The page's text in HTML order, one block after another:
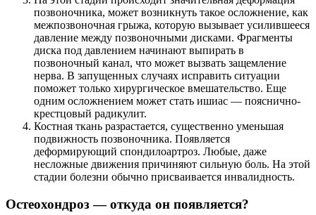
позвоночника, может возникнуть такое осложнение, как
межпозвоночная грыжа, которую вызывает усилившееся
давление между позвоночными дисками. Фрагменты
диска под давлением начинают выпирать в
позвоночный канал, что может вызвать защемление
нерва. В запущенных случаях исправить ситуации
поможет только хирургическое вмешательство. Еще
одним осложнением может стать ишиас — пояснично-
крестцовый радикулит.
Костная ткань разрастается, существенно уменьшая
подвижность позвоночника. Появляется
деформирующий спондилоартроз. Любые, даже
несложные движения причиняют сильную боль. На этой
стадии болезни обычно присваивается инвалидность.
Остеохондроз — откуда он появляется?